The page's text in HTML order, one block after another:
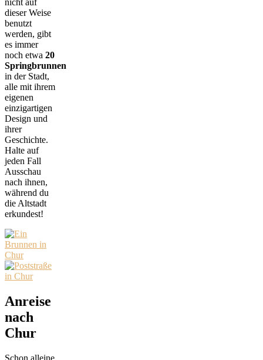
nicht auf
dieser Weise
benutzt
werden, gibt
es immer
noch etwa 20
Springbrunnen
in der Stadt,
alle mit ihrem
eigenen
einzigartigen
Design und
ihrer
Geschichte.
Halte auf
jeden Fall
Ausschau
nach ihnen,
während du
die Altstadt
erkundest!
Anreise
nach
Chur
Schon alleine